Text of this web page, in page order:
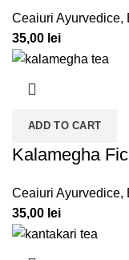
Ceaiuri Ayurvedice,
35,00 lei
ADD TO CART
Kalamegha
Ceaiuri Ayurvedice,
35,00 lei